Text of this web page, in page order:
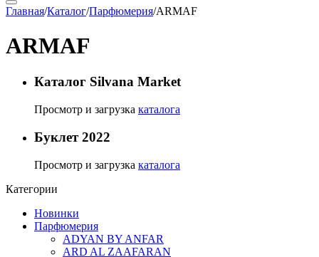
Главная/Каталог/Парфюмерия/ARMAF
ARMAF
Каталог Silvana Market
Просмотр и загрузка каталога
Буклет 2022
Просмотр и загрузка каталога
Категории
Новинки
Парфюмерия
ADYAN BY ANFAR
ARD AL ZAAFARAN